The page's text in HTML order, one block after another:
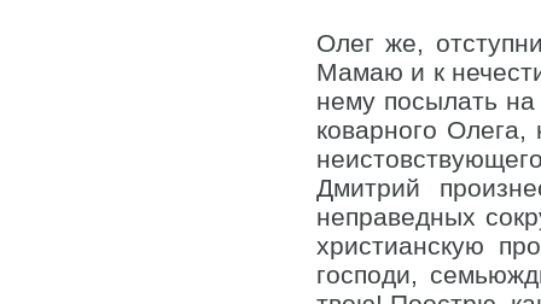
Олег же,
Мамаю и к
нему посылать
коварного Олега,
Дмитрий
неправедных
христианскую
господи,